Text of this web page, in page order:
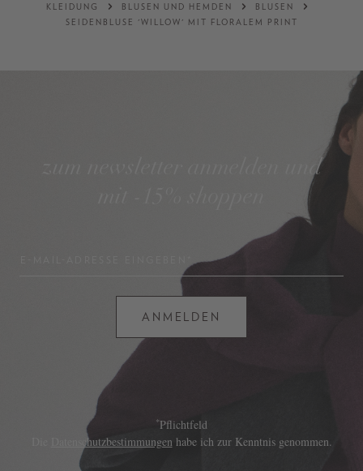
KLEIDUNG BLUSEN UND HEMDEN
BLUSEN
SEIDENBLUSE 'WILLOW' MIT FLORALEM PRINT
zum newsletter anmelden und
ANMELDEN
*Pflichtfeld
Datenschutzbestimmungen habe ich zur Kenntnis genommen.